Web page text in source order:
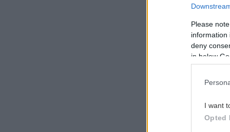
Please
information
deny
in below
I want
Opted